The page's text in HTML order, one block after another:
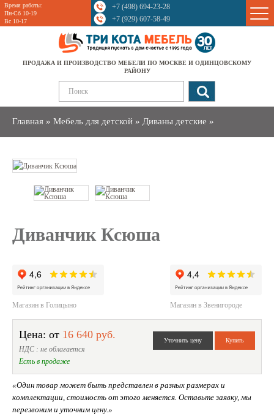
Время работы:
Пн-Сб 10-19
Вс 10-17
+7 (498) 694-23-28
+7 (929) 607-58-49
ПРОДАЖА И ПРОИЗВОДСТВО МЕБЕЛИ ПО МОСКВЕ И ОДИНЦОВСКОМУ
РАЙОНУ
Главная » Мебель для детской » Диваны детские »
Sale
Диванчик Ксюша
Магазин в Голицыно Магазин в Звенигороде
Цена: от 16 640 руб.
НДС : не облагается
Есть в продаже
«Один товар может быть представлен в разных размерах и
комплектации, стоимость от этого меняется. Оставьте заявку, мы
перезвоним и уточним цену.»